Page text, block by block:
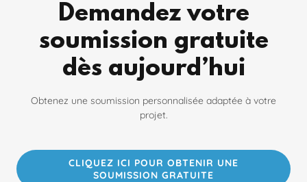
Demandez votre
soumission gratuite
dès aujourd’hui
Obtenez une soumission personnalisée adaptée à votre
projet.
CLIQUEZ ICI POUR OBTENIR UNE
SOUMISSION GRATUITE